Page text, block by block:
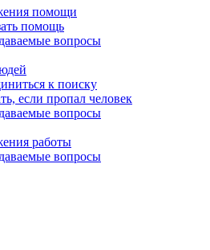
помощи
помощь
вопросы
к поиску
если пропал человек
вопросы
работы
вопросы